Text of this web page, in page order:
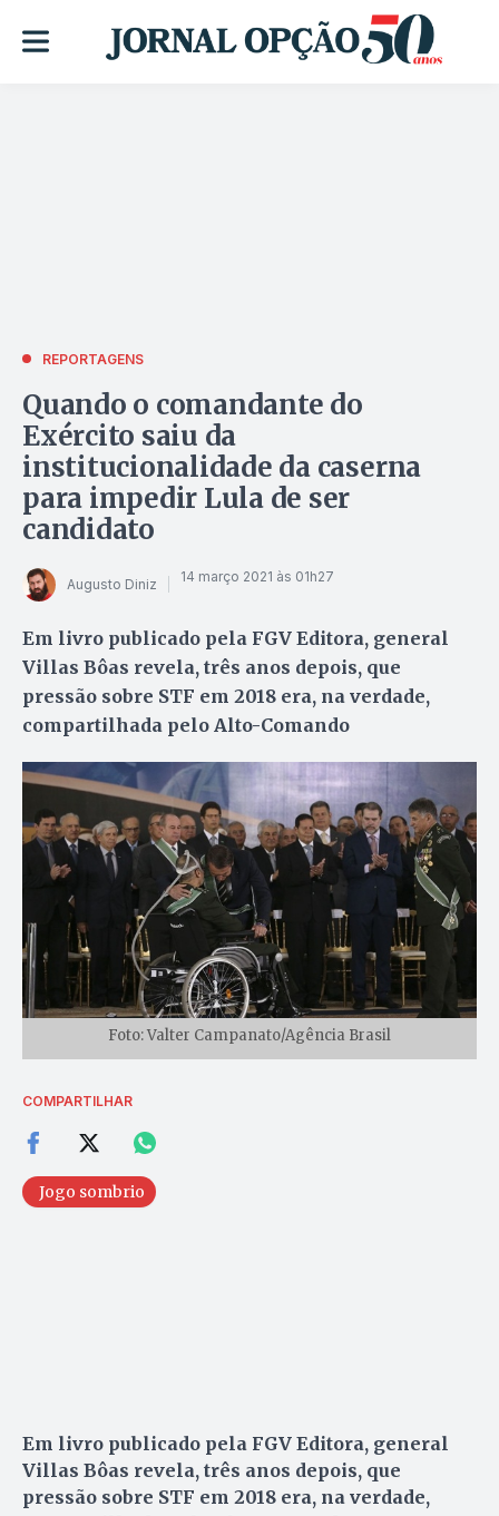
REPORTAGENS
Quando o comandante do
Exército saiu da
institucionalidade da caserna
para impedir Lula de ser
candidato
Augusto Diniz 14 março 2021 às 01h27
Em livro publicado pela FGV Editora, general
Villas Bôas revela, três anos depois, que
pressão sobre STF em 2018 era, na verdade,
compartilhada pelo Alto-Comando
Foto: Valter Campanato/Agência Brasil
COMPARTILHAR
Jogo sombrio
Em livro publicado pela FGV Editora, general
Villas Bôas revela, três anos depois, que
pressão sobre STF em 2018 era, na verdade,